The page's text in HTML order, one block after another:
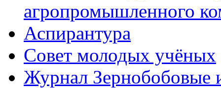
агропромышленного
Аспирантура
Совет молодых учёных
Журнал Зернобобовые